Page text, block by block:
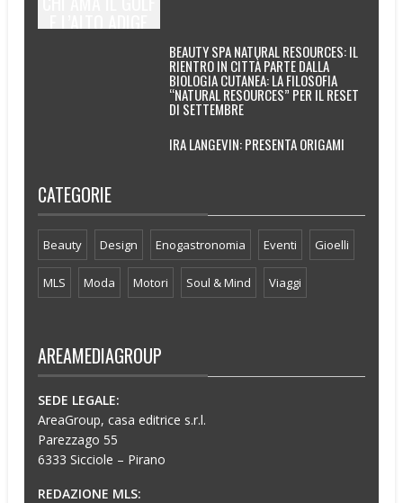
E L’ALTO ADIGE
BEAUTY SPA NATURAL RESOURCES: IL
RIENTRO IN CITTÀ PARTE DALLA
BIOLOGIA CUTANEA: LA FILOSOFIA
“NATURAL RESOURCES” PER IL RESET
DI SETTEMBRE
IRA LANGEVIN: PRESENTA ORIGAMI
CATEGORIE
Beauty Design Enogastronomia Eventi Gioelli
MLS Moda Motori Soul & Mind Viaggi
AREAMEDIAGROUP
SEDE LEGALE:
AreaGroup, casa editrice s.r.l.
Parezzago 55
6333 Sicciole – Pirano
REDAZIONE MLS: